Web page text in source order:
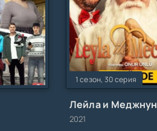
1 сезон, 30 серия
Лейла и Меджнун
2021